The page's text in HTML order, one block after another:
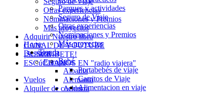
Otras experiencias
Nominaciones y Premios
Más proyectos
Home
Destinos
Europa
Albania
Alemania
Andorra
Parques y actividades
Seguro de Viaje
Otras experiencias
Nominaciones y Premios
Más proyectos
Tienda
Bebé
Portabebés de viaje
Carritos de Viaje
Alimentacion en viaje
Adquirir Nuestro libro
CANAL DE YOUTUBE
¡SUSCRIBETE!
ESCúCHANOS EN "radio viajera"
Vuelos
Alquiler de coches